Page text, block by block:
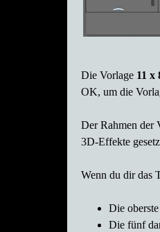
Die Vorlage 11 x
OK, um die
Der Rahmen der
3D-Effekte
Wenn du dir das
Die
Die fünf